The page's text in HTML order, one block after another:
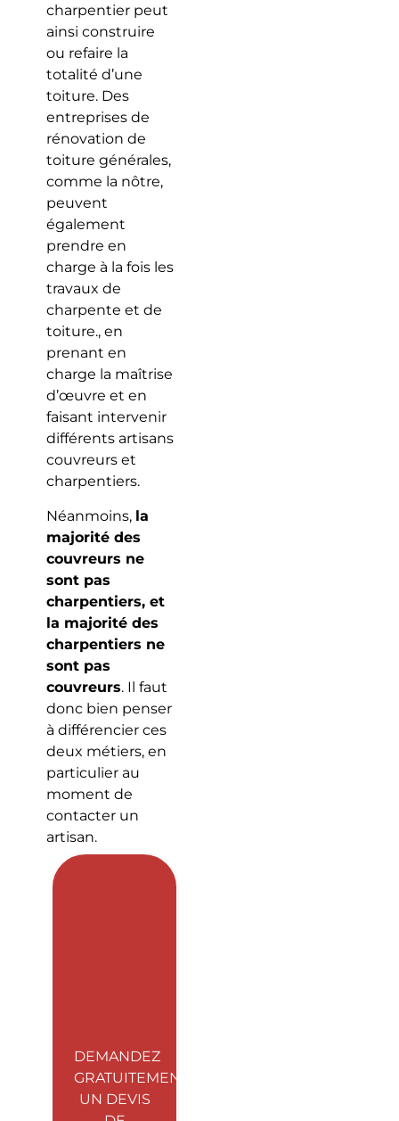
charpentier peut
ainsi construire
ou refaire la
totalité d’une
toiture. Des
entreprises de
rénovation de
toiture générales,
comme la nôtre,
peuvent
également
prendre en
charge à la fois les
travaux de
charpente et de
toiture., en
prenant en
charge la maîtrise
d’œuvre et en
faisant intervenir
différents artisans
couvreurs et
charpentiers.
Néanmoins, la
majorité des
couvreurs ne
sont pas
charpentiers, et
la majorité des
charpentiers ne
sont pas
couvreurs. Il faut
donc bien penser
à différencier ces
deux métiers, en
particulier au
moment de
contacter un
artisan.
DEMANDEZ
GRATUITEMENT
UN DEVIS